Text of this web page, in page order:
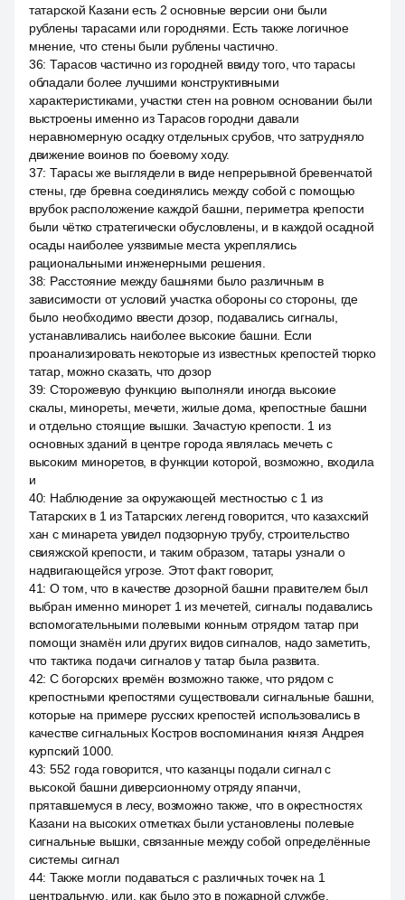
татарской Казани есть 2 основные версии они были
рублены тарасами или городнями. Есть также логичное
мнение, что стены были рублены частично.
36: Тарасов частично из городней ввиду того, что тарасы
обладали более лучшими конструктивными
характеристиками, участки стен на ровном основании были
выстроены именно из Тарасов городни давали
неравномерную осадку отдельных срубов, что затрудняло
движение воинов по боевому ходу.
37: Тарасы же выглядели в виде непрерывной бревенчатой
стены, где бревна соединялись между собой с помощью
врубок расположение каждой башни, периметра крепости
были чётко стратегически обусловлены, и в каждой осадной
осады наиболее уязвимые места укреплялись
рациональными инженерными решения.
38: Расстояние между башнями было различным в
зависимости от условий участка обороны со стороны, где
было необходимо ввести дозор, подавались сигналы,
устанавливались наиболее высокие башни. Если
проанализировать некоторые из известных крепостей тюрко
татар, можно сказать, что дозор
39: Сторожевую функцию выполняли иногда высокие
скалы, минореты, мечети, жилые дома, крепостные башни
и отдельно стоящие вышки. Зачастую крепости. 1 из
основных зданий в центре города являлась мечеть с
высоким миноретов, в функции которой, возможно, входила
и
40: Наблюдение за окружающей местностью с 1 из
Татарских в 1 из Татарских легенд говорится, что казахский
хан с минарета увидел подзорную трубу, строительство
свияжской крепости, и таким образом, татары узнали о
надвигающейся угрозе. Этот факт говорит,
41: О том, что в качестве дозорной башни правителем был
выбран именно минорет 1 из мечетей, сигналы подавались
вспомогательными полевыми конным отрядом татар при
помощи знамён или других видов сигналов, надо заметить,
что тактика подачи сигналов у татар была развита.
42: С богорских времён возможно также, что рядом с
крепостными крепостями существовали сигнальные башни,
которые на примере русских крепостей использовались в
качестве сигнальных Костров воспоминания князя Андрея
курпский 1000.
43: 552 года говорится, что казанцы подали сигнал с
высокой башни диверсионному отряду япанчи,
прятавшемуся в лесу, возможно также, что в окрестностях
Казани на высоких отметках были установлены полевые
сигнальные вышки, связанные между собой определённые
системы сигнал
44: Также могли подаваться с различных точек на 1
центральную, или, как было это в пожарной службе,